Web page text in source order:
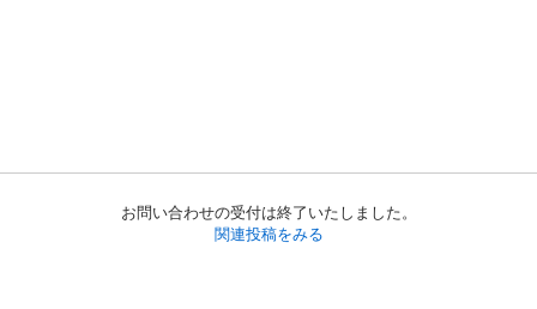
お問い合わせの受付は終了いたしました。
関連投稿をみる